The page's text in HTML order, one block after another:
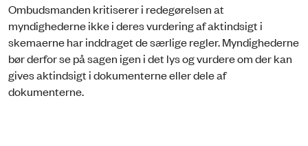
Ombudsmanden kritiserer i redegørelsen at
myndighederne ikke i deres vurdering af aktindsigt i
skemaerne har inddraget de særlige regler. Myndighederne
bør derfor se på sagen igen i det lys og vurdere om der kan
gives aktindsigt i dokumenterne eller dele af
dokumenterne.